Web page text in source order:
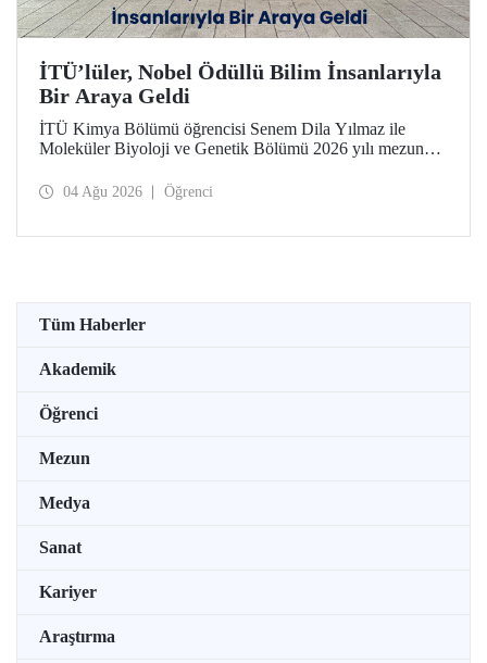
İTÜ’lüler, Nobel Ödüllü Bilim İnsanlarıyla
Bir Araya Geldi
İTÜ Kimya Bölümü öğrencisi Senem Dila Yılmaz ile
Moleküler Biyoloji ve Genetik Bölümü 2026 yılı mezunu
Etkinliklere Katılım Desteği kapsamında 75’inci Lindau
04 Ağu 2026 Öğrenci
Tüm Haberler
Akademik
Öğrenci
Mezun
Medya
Sanat
Kariyer
Araştırma